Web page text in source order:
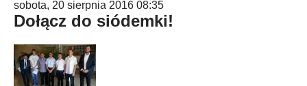
sobota, 20 sierpnia 2016 08:35
Dołącz do siódemki!